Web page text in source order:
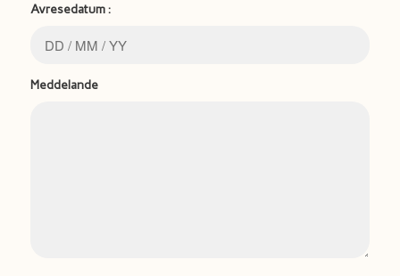
Avresedatum :
Meddelande